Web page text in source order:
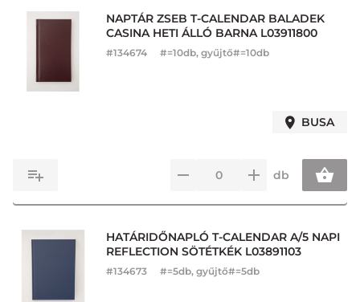
NAPTÁR ZSEB T-CALENDAR BALADEK
CASINA HETI ÁLLÓ BARNA L03911800
#134674 #=10db, gyűjtő#=10db
BUSA
db
HATÁRIDŐNAPLÓ T-CALENDAR A/5 NAPI
REFLECTION SÖTÉTKÉK L03891103
#134673 #=5db, gyűjtő#=5db